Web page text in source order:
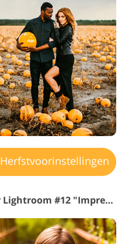
Herfstvoorinstellingen
Herfstvoorinstellingen voor Lightroom #12 "Impressive"